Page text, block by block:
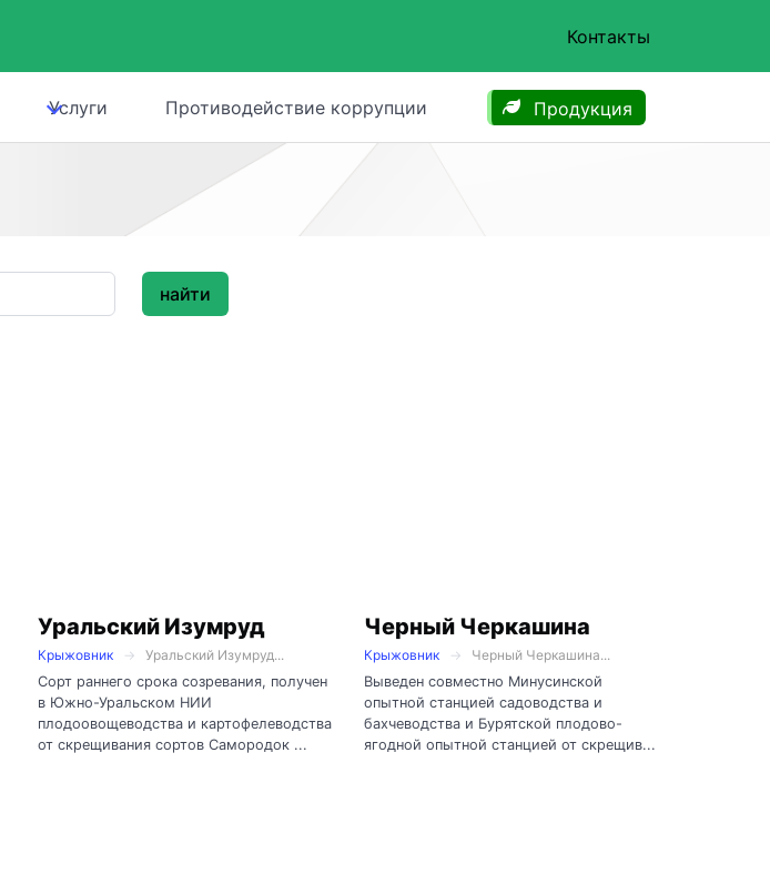
Контакты
Услуги Противодействие коррупции Продукция
найти
Уральский Изумруд
Крыжовник
Уральский Изумруд...
Сорт раннего срока созревания, получен
в Южно-Уральском НИИ
плодоовощеводства и картофелеводства
от скрещивания сортов Самородок ...
Черный Черкашина
Крыжовник
Черный Черкашина...
Выведен совместно Минусинской
опытной станцией садоводства и
бахчеводства и Бурятской плодово-
ягодной опытной станцией от скрещив...